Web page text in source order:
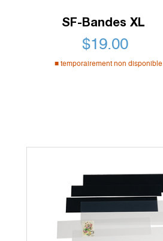
SF-Bandes XL
$19.00
temporairement non disponible